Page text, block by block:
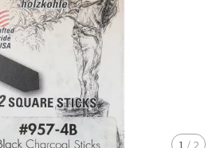
1 / 2